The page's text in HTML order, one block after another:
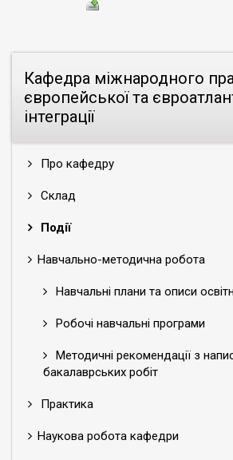
Кафедра міжнародного
європейської та
інтеграції
Про кафедру
Склад
Події
Навчально-методична робота
Навчальні плани та описи
Робочі навчальні програми
Методичні рекомендації з
бакалаврських робіт
Практика
Наукова робота кафедри